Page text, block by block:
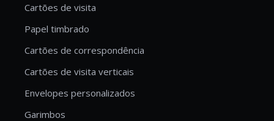
Cartões de visita
Papel timbrado
Cartões de correspondência
Cartões de visita verticais
Envelopes personalizados
Garimbos